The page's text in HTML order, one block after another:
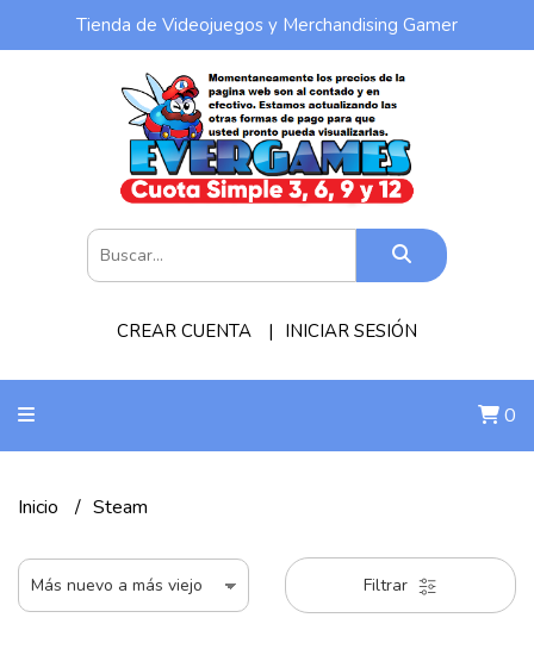
Tienda de Videojuegos y Merchandising Gamer
CREAR CUENTA INICIAR SESIÓN
0
Inicio Steam
Filtrar